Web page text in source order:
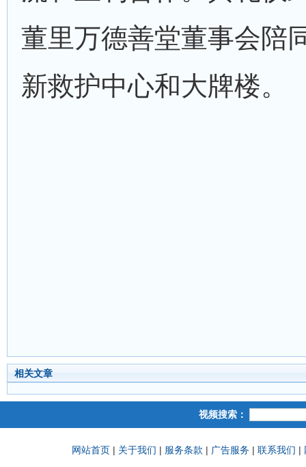
董里万德善堂董事会陪
新救护中心和大牌楼。
相关文章
视频搜索：
网站首页 | 关于我们 | 服务条款 | 广告服务 |联系我们 |